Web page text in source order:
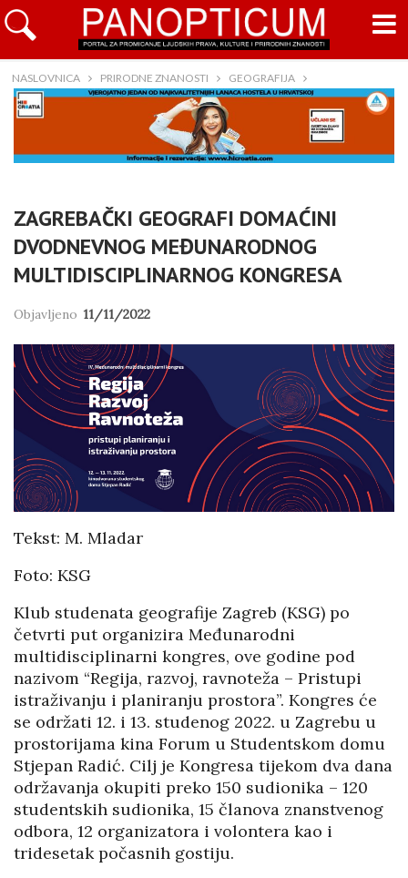
NASLOVNICA PRIRODNE ZNANOSTI GEOGRAFIJA
ZAGREBAČKI GEOGRAFI DOMAĆINI
DVODNEVNOG MEĐUNARODNOG
MULTIDISCIPLINARNOG KONGRESA
Objavljeno 11/11/2022
Tekst: M. Mladar
Foto: KSG
Klub studenata geografije Zagreb (KSG) po
četvrti put organizira Međunarodni
multidisciplinarni kongres, ove godine pod
nazivom “Regija, razvoj, ravnoteža – Pristupi
istraživanju i planiranju prostora”. Kongres će
se održati 12. i 13. studenog 2022. u Zagrebu u
prostorijama kina Forum u Studentskom domu
Stjepan Radić. Cilj je Kongresa tijekom dva dana
održavanja okupiti preko 150 sudionika – 120
studentskih sudionika, 15 članova znanstvenog
odbora, 12 organizatora i volontera kao i
tridesetak počasnih gostiju.